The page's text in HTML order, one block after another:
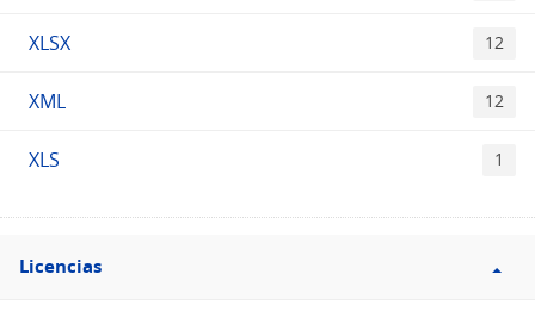
XLSX 12
XML 12
XLS 1
Filtro
Licencias
Licencias